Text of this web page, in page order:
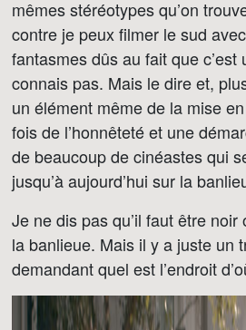
mêmes stéréotypes qu’on
contre je peux filmer le sud
fantasmes dûs au fait que
connais pas. Mais le dire et,
un élément même de la mise
fois de l’honnêteté et une
de beaucoup de cinéastes qui
jusqu’à aujourd’hui sur la
Je ne dis pas qu’il faut être
la banlieue. Mais il y a juste un
demandant quel est l’endroit